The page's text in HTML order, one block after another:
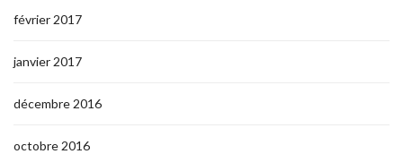
février 2017
janvier 2017
décembre 2016
octobre 2016